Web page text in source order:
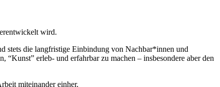
wird.
stets die langfristige Einbindung von Nachbar*innen und
erleb- und erfahrbar zu machen – insbesondere aber den
miteinander einher.